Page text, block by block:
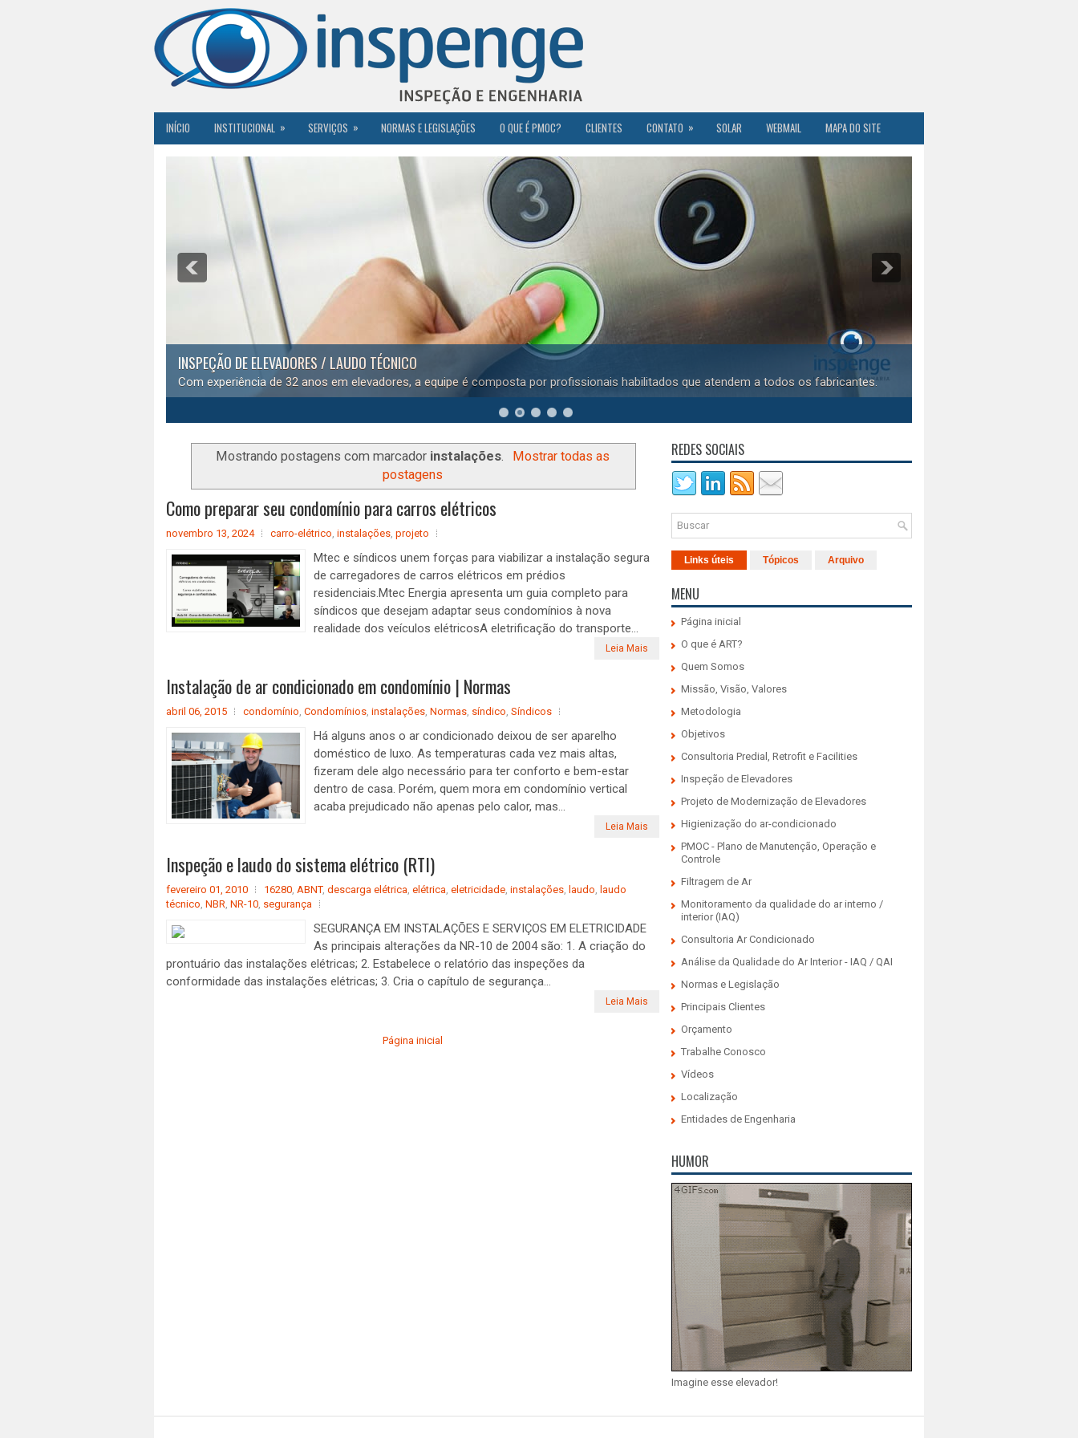
INÍCIO INSTITUCIONAL » SERVIÇOS » NORMAS E LEGISLAÇÕES O QUE É PMOC? CLIENTES CONTATO » SOLAR WEBMAIL MAPA DO SITE
INSPEÇÃO DE ELEVADORES / LAUDO TÉCNICO
Com experiência de 32 anos em elevadores, a equipe é composta por profissionais habilitados que atendem a todos os fabricantes.
Mostrando postagens com marcador instalações.
Mostrar todas as
postagens
Como preparar seu condomínio para carros elétricos
novembro 13, 2024 carro-elétrico instalações projeto
Mtec e síndicos unem forças para viabilizar a instalação segura
de carregadores de carros elétricos em prédios
residenciais.Mtec Energia apresenta um guia completo para
síndicos que desejam adaptar seus condomínios à nova
realidade dos veículos elétricosA eletrificação do transporte...
Leia Mais
Instalação de ar condicionado em condomínio | Normas
abril 06, 2015 condomínio Condomínios instalações Normas síndico Síndicos
Há alguns anos o ar condicionado deixou de ser aparelho
doméstico de luxo. As temperaturas cada vez mais altas,
fizeram dele algo necessário para ter conforto e bem-estar
dentro de casa. Porém, quem mora em condomínio vertical
acaba prejudicado não apenas pelo calor, mas...
Leia Mais
Inspeção e laudo do sistema elétrico (RTI)
fevereiro 01, 2010 16280 ABNT, descarga elétrica elétrica eletricidade instalações laudo
laudo
técnico NBR NR-10 segurança
SEGURANÇA EM INSTALAÇÕES E SERVIÇOS EM ELETRICIDADE
As principais alterações da NR-10 de 2004 são: 1. A criação do
prontuário das instalações elétricas; 2. Estabelece o relatório das inspeções da
conformidade das instalações elétricas; 3. Cria o capítulo de segurança...
Leia Mais
Página inicial
REDES SOCIAIS
Links úteis Tópicos Arquivo
MENU
Página inicial
O que é ART?
Quem Somos
Missão, Visão, Valores
Metodologia
Objetivos
Consultoria Predial, Retrofit e Facilities
Inspeção de Elevadores
Projeto de Modernização de Elevadores
Higienização do ar-condicionado
PMOC - Plano de Manutenção, Operação e
Controle
Filtragem de Ar
Monitoramento da qualidade do ar interno /
interior (IAQ)
Consultoria Ar Condicionado
Análise da Qualidade do Ar Interior - IAQ / QAI
Normas e Legislação
Principais Clientes
Orçamento
Trabalhe Conosco
Vídeos
Localização
Entidades de Engenharia
HUMOR
Imagine esse elevador!